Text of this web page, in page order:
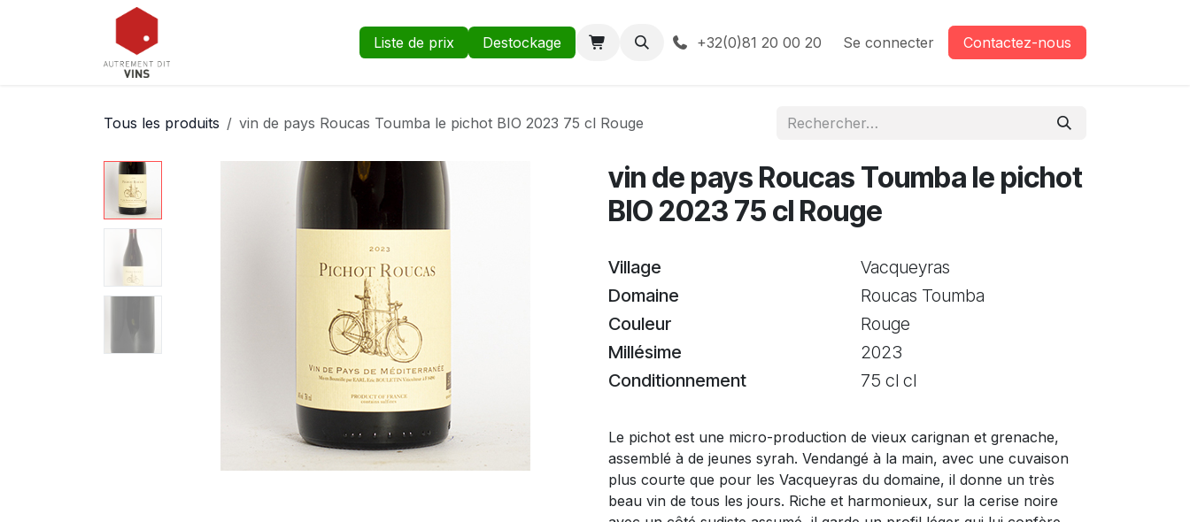
Se rendre au contenu
Liste de prix Destockage +32(0)81 20 00 20 Se connecter Contactez-nous
Tous les produits vin de pays Roucas Toumba le pichot BIO 2023 75 cl Rouge
vin de pays Roucas Toumba le pichot
BIO 2023 75 cl Rouge
Village
Vacqueyras
Domaine
Roucas Toumba
Couleur
Rouge
Millésime
2023
Conditionnement
75 cl cl
Le pichot est une micro-production de vieux carignan et grenache,
assemblé à de jeunes syrah. Vendangé à la main, avec une cuvaison
plus courte que pour les Vacqueyras du domaine, il donne un très
beau vin de tous les jours. Riche et harmonieux, sur la cerise noire